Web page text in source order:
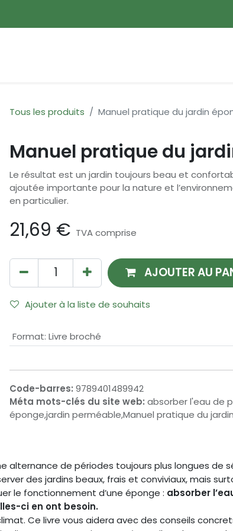
Tous les produits Manuel pratique du jardin
Manuel pratique du
Le résultat est un jardin toujours beau et
ajoutée importante pour la nature et
en particulier.
21,69 € TVA comprise
AJOUTER AU
Ajouter à la liste de souhaits
Format: Livre broché
Code-barres: 9789401489942
Méta mots-clés du site web: absorber l'eau de
éponge,jardin perméable,Manuel pratique du
alternance de périodes toujours plus longues de
des jardins beaux, frais et conviviaux, mais
le fonctionnement d’une éponge : absorber
ci en ont besoin.
Ce livre vous aidera avec des conseils